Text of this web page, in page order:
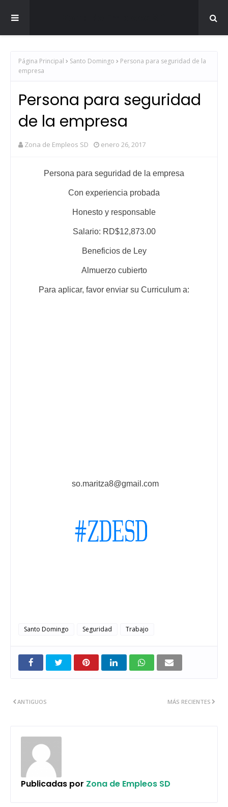
Página Principal Santo Domingo
Persona para seguridad de la
empresa
Persona para seguridad
de la empresa
Zona de Empleos SD enero 26, 2017
Persona para seguridad de la empresa
Con experiencia probada
Honesto y responsable
Salario: RD$12,873.00
Beneficios de Ley
Almuerzo cubierto
Para aplicar, favor enviar su Curriculum a:
so.maritza8@gmail.com
Santo Domingo Seguridad Trabajo
MÁS RECIENTES
ANTIGUOS
Publicadas por Zona de Empleos SD